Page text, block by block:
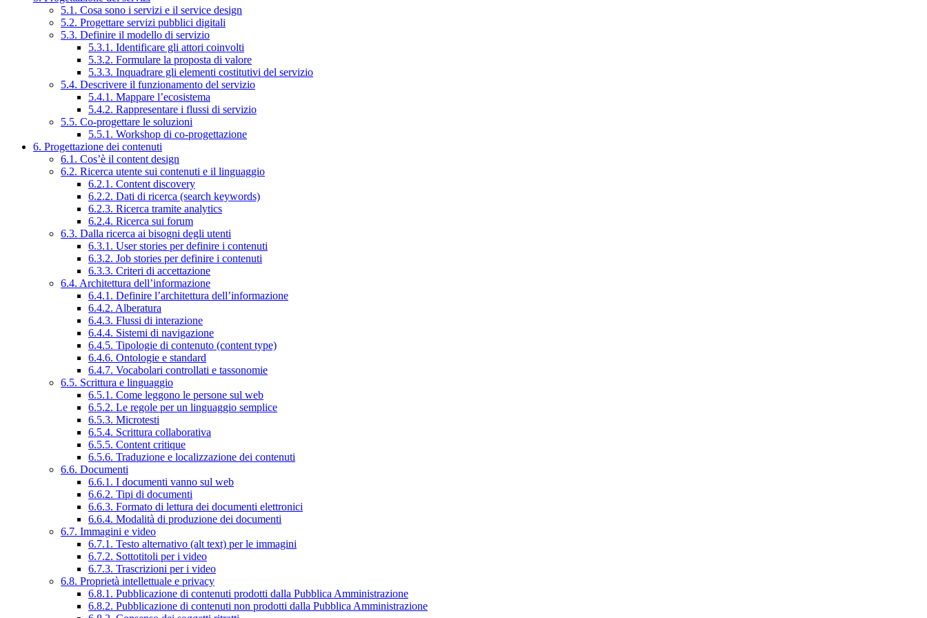
5.1. Cosa sono i servizi e il service design
5.2. Progettare servizi pubblici digitali
5.3. Definire il modello di servizio
5.3.1. Identificare gli attori coinvolti
5.3.2. Formulare la proposta di valore
5.3.3. Inquadrare gli elementi costitutivi del servizio
5.4. Descrivere il funzionamento del servizio
5.4.1. Mappare l’ecosistema
5.4.2. Rappresentare i flussi di servizio
5.5. Co-progettare le soluzioni
5.5.1. Workshop di co-progettazione
6. Progettazione dei contenuti
6.1. Cos’è il content design
6.2. Ricerca utente sui contenuti e il linguaggio
6.2.1. Content discovery
6.2.2. Dati di ricerca (search keywords)
6.2.3. Ricerca tramite analytics
6.2.4. Ricerca sui forum
6.3. Dalla ricerca ai bisogni degli utenti
6.3.1. User stories per definire i contenuti
6.3.2. Job stories per definire i contenuti
6.3.3. Criteri di accettazione
6.4. Architettura dell’informazione
6.4.1. Definire l’architettura dell’informazione
6.4.2. Alberatura
6.4.3. Flussi di interazione
6.4.4. Sistemi di navigazione
6.4.5. Tipologie di contenuto (content type)
6.4.6. Ontologie e standard
6.4.7. Vocabolari controllati e tassonomie
6.5. Scrittura e linguaggio
6.5.1. Come leggono le persone sul web
6.5.2. Le regole per un linguaggio semplice
6.5.3. Microtesti
6.5.4. Scrittura collaborativa
6.5.5. Content critique
6.5.6. Traduzione e localizzazione dei contenuti
6.6. Documenti
6.6.1. I documenti vanno sul web
6.6.2. Tipi di documenti
6.6.3. Formato di lettura dei documenti elettronici
6.6.4. Modalità di produzione dei documenti
6.7. Immagini e video
6.7.1. Testo alternativo (alt text) per le immagini
6.7.2. Sottotitoli per i video
6.7.3. Trascrizioni per i video
6.8. Proprietà intellettuale e privacy
6.8.1. Pubblicazione di contenuti prodotti dalla Pubblica Amministrazione
6.8.2. Pubblicazione di contenuti non prodotti dalla Pubblica Amministrazione